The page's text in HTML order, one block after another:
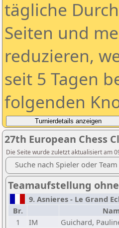
tägliche
Seiten und
reduzieren,
seit 5 Tagen
folgenden
27th European Chess
Die Seite wurde zuletzt aktualisiert am
Suche nach Spieler oder Team
Teamaufstellung
9. Asnieres - Le Grand
Br.
1
IM Guichard,